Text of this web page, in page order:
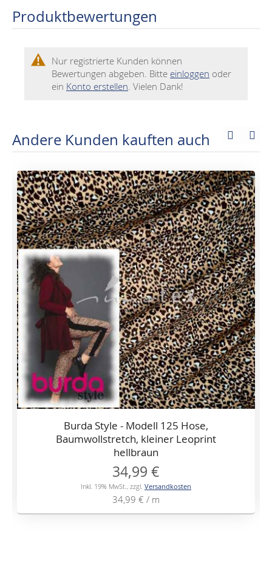
Produktbewertungen
Nur registrierte Kunden können
Bewertungen abgeben. Bitte einloggen oder
ein Konto erstellen. Vielen Dank!
Andere Kunden kauften auch
Burda Style - Modell 125 Hose,
Baumwollstretch, kleiner Leoprint
hellbraun
34,99 €
Inkl. 19% MwSt., zzgl. Versandkosten
34,99 € / m